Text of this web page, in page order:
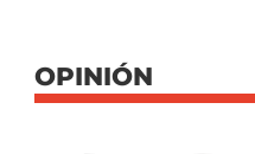
OPINIÓN